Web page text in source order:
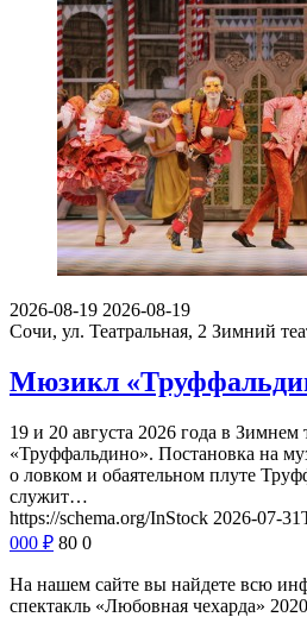
2026-08-19 2026-08-19
Сочи, ул. Театральная, 2 Зимний
Мюзикл
19 и 20 августа 2026 года в
«Труффальдино». Постановка на
о ловком и обаятельном плуте
служит…
https://schema.org/InStock 2026-07-
000 ₽ 80 0
На нашем сайте вы найдете всю
спектакль «Любовная чехарда»